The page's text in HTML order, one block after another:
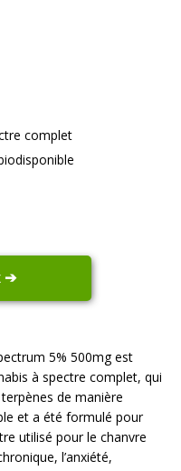
complet
➔
5% 500mg est
à spectre complet, qui
de manière
et a été formulé pour
utilisé pour le chanvre
l’anxiété,